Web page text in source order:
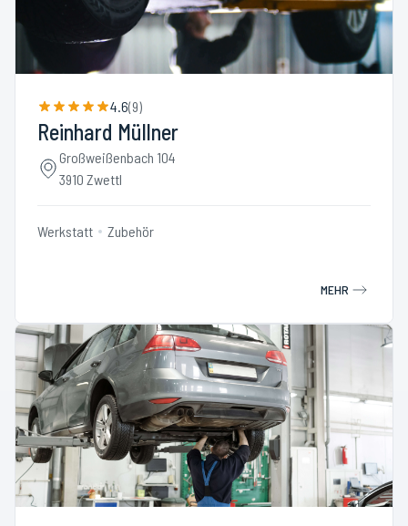
4.6(9)
Reinhard Müllner
Großweißenbach 104
3910 Zwettl
Werkstatt Zubehör
MEHR